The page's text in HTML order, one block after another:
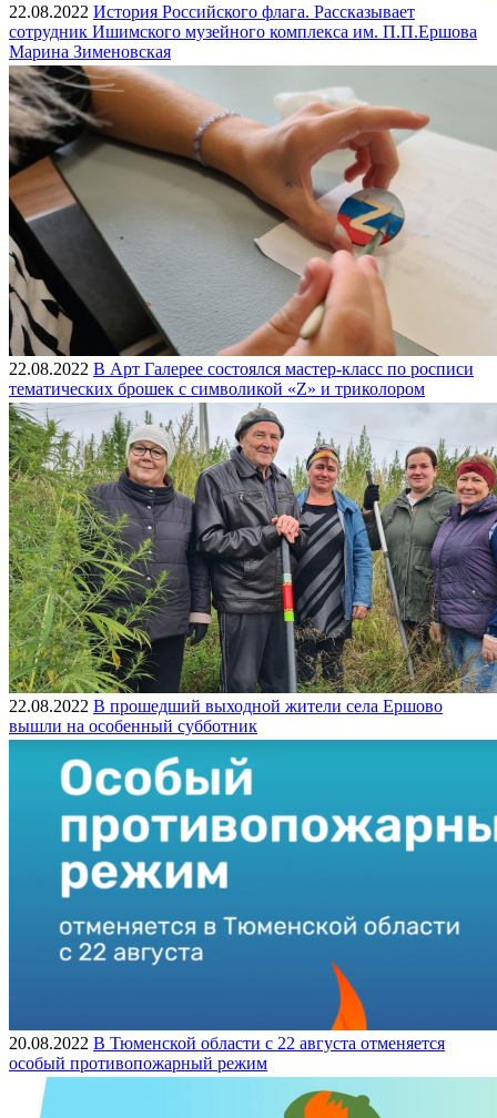
22.08.2022 История Российского флага. Рассказывает
сотрудник Ишимского музейного комплекса им. П.П.Ершова
Марина Зименовская
22.08.2022 В Арт Галерее состоялся мастер-класс по росписи
тематических брошек с символикой «Z» и триколором
22.08.2022 В прошедший выходной жители села Ершово
вышли на особенный субботник
20.08.2022 В Тюменской области с 22 августа отменяется
особый противопожарный режим